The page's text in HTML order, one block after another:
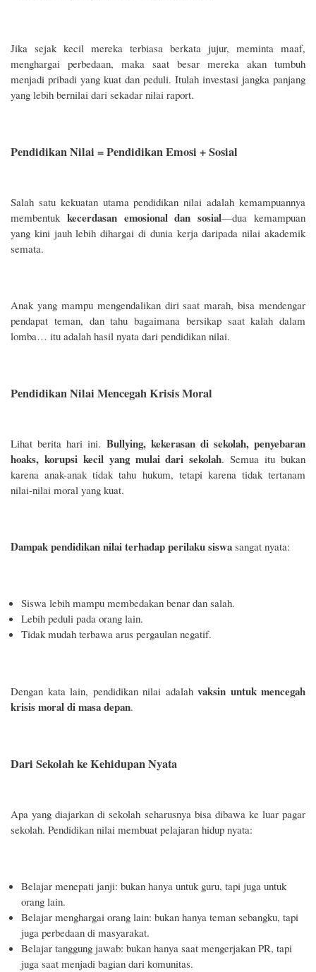
Jika sejak kecil mereka terbiasa berkata jujur, meminta maaf,
menghargai perbedaan, maka saat besar mereka akan tumbuh
menjadi pribadi yang kuat dan peduli. Itulah investasi jangka panjang
yang lebih bernilai dari sekadar nilai raport.
Pendidikan Nilai = Pendidikan Emosi + Sosial
Salah satu kekuatan utama pendidikan nilai adalah kemampuannya
membentuk kecerdasan emosional dan sosial—dua kemampuan
yang kini jauh lebih dihargai di dunia kerja daripada nilai akademik
semata.
Anak yang mampu mengendalikan diri saat marah, bisa mendengar
pendapat teman, dan tahu bagaimana bersikap saat kalah dalam
lomba… itu adalah hasil nyata dari pendidikan nilai.
Pendidikan Nilai Mencegah Krisis Moral
Lihat berita hari ini. Bullying, kekerasan di sekolah, penyebaran
hoaks, korupsi kecil yang mulai dari sekolah. Semua itu bukan
karena anak-anak tidak tahu hukum, tetapi karena tidak tertanam
nilai-nilai moral yang kuat.
Dampak pendidikan nilai terhadap perilaku siswa sangat nyata:
Siswa lebih mampu membedakan benar dan salah.
Lebih peduli pada orang lain.
Tidak mudah terbawa arus pergaulan negatif.
Dengan kata lain, pendidikan nilai adalah vaksin untuk mencegah
krisis moral di masa depan.
Dari Sekolah ke Kehidupan Nyata
Apa yang diajarkan di sekolah seharusnya bisa dibawa ke luar pagar
sekolah. Pendidikan nilai membuat pelajaran hidup nyata:
Belajar menepati janji: bukan hanya untuk guru, tapi juga untuk
orang lain.
Belajar menghargai orang lain: bukan hanya teman sebangku, tapi
juga perbedaan di masyarakat.
Belajar tanggung jawab: bukan hanya saat mengerjakan PR, tapi
juga saat menjadi bagian dari komunitas.